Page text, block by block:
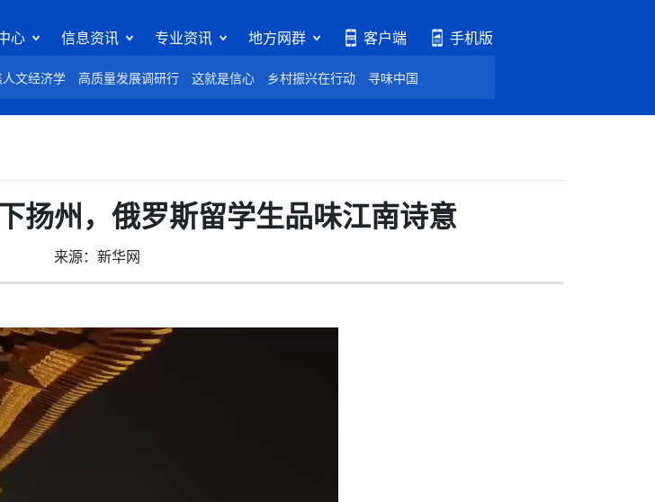
心 信息资讯 专业资讯 地方网群 客户端 手机版
文经济学 高质量发展调研行 这就是信心 乡村振兴在行动 寻味中国
扬州，俄罗斯留学生品味江南诗意
来源：新华网